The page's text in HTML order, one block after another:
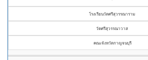
โรงเรียนวัดศรีสุวรรณาราม
วัดศรีสุวรรณาวาส
คณะจังหวัดกาญจนบุรี